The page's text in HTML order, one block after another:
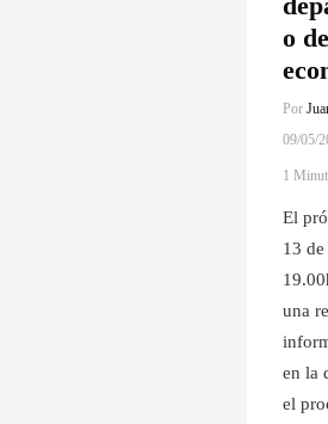
o de
Por
09/05/
1
El
13
una
en la
el